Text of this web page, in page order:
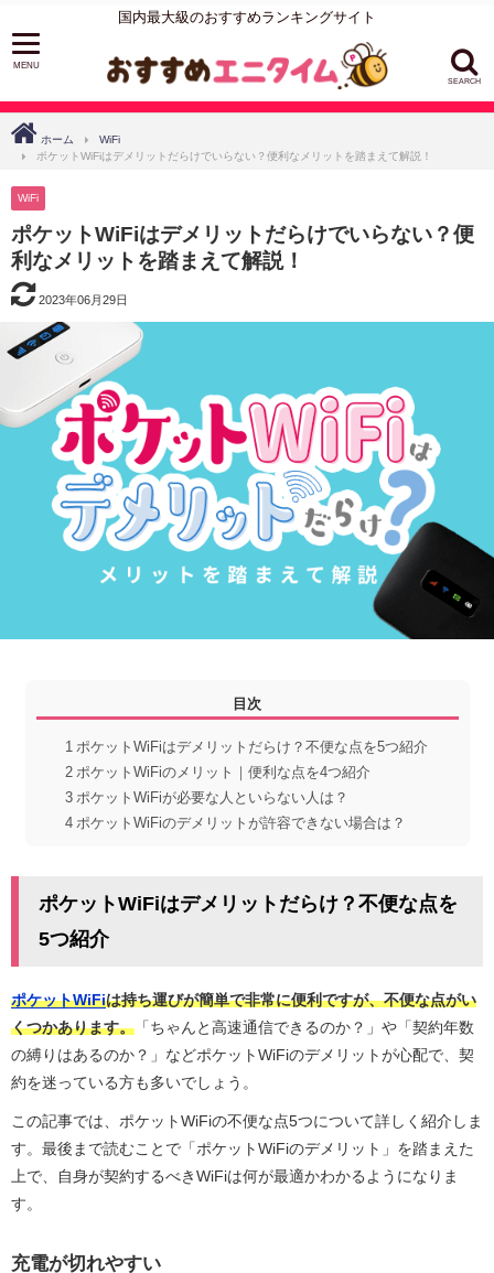
国内最大級のおすすめランキングサイト
SEARCH
ホーム
WiFi
ポケットWiFiはデメリットだらけでいらない？便利なメリットを踏まえて解説！
WiFi
ポケットWiFiはデメリットだらけでいらない？便
利なメリットを踏まえて解説！
2023年06月29日
目次
1
ポケットWiFiはデメリットだらけ？不便な点を5つ紹介
2 ポケットWiFiのメリット｜便利な点を4つ紹介
3 ポケットWiFiが必要な人といらない人は？
4 ポケットWiFiのデメリットが許容できない場合は？
ポケットWiFiはデメリットだらけ？不便な点を
5つ紹介
ポケットWiFiは持ち運びが簡単で非常に便利ですが、不便な点がい
くつかあります。 「ちゃんと高速通信できるのか？」や「契約年数
の縛りはあるのか？」などポケットWiFiのデメリットが心配で、契
約を迷っている方も多いでしょう。
この記事では、ポケットWiFiの不便な点5つについて詳しく紹介しま
す。最後まで読むことで「ポケットWiFiのデメリット」を踏まえた
上で、自身が契約するべきWiFiは何が最適かわかるようになりま
す。
充電が切れやすい